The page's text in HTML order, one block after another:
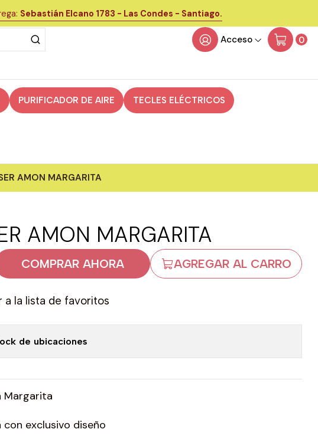
Acceso 0
PURIFICADOR DE AIRE TECLES ELÉCTRICOS
Sebastián Elcano 1783 - Las Condes - Santiago.
AMON MARGARITA
AMON MARGARITA
AGREGAR AL CARRO
COMPRAR AHORA
a la lista de favoritos
de ubicaciones
Margarita
con exclusivo diseño